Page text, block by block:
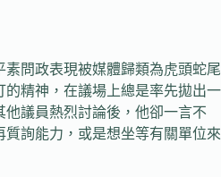
問政表現被媒體歸類為虎頭蛇尾
精神，在議場上總是率先拋出一
議員熱烈討論後，他卻一言不
詢能力，或是想坐等有關單位來